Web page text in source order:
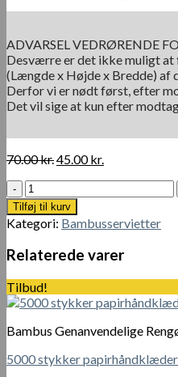
ADVARSEL VEDRØRENDE
Desværre er det ikke muligt at
(Længde x Højde x Bredde) af
Derfor vi er nødt først, efter
Det vil sige at kun efter
70.00kr.Den
var:
70.00 kr..
45.00kr.
45.00 kr..
Hempur
100%
FSC-
certificeret
Bambusservietter
3-
lags
med
70
servietter
per
1
pakke.
Tilføj til kurv
Kategori: Bambusservietter
Relaterede varer
Tilbud!
Bambus Genanvendelige
5000 stykker